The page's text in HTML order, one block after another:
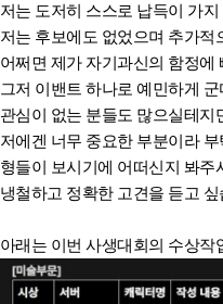
저는 도저히 스스로 납득이 가
저는 후보에도 없었으며 추가
어쩌면 제가 자기과신의 함정
그저 이밴트 하나로 예민하게
관심이 없는 분들도 많으실테지
저에겐 너무 중요한 부분이라
형들이 보시기에 어떠신지 봐주
냉철하고 정확한 고견을 듣고
아래는 이번 사생대회의 수상작